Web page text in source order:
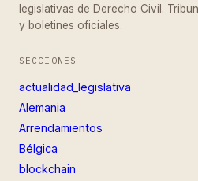
legislativas de Derecho Civil.
y boletines oficiales.
SECCIONES
actualidad_legislativa
Alemania
Arrendamientos
Bélgica
blockchain